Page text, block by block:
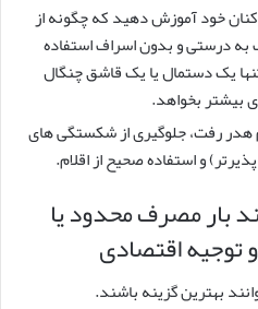
خود آموزش دهید که چگونه از
درستی و بدون اسراف استفاده
یک دستمال یا یک قاشق چنگال
بیشتر بخواهد.
هدر رفت، جلوگیری از شکستگی های
و استفاده صحیح از اقلام.
بار مصرف محدود یا
توجیه اقتصادی
بهترین گزینه باشند.